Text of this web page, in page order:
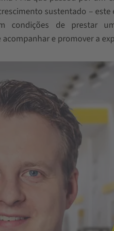
sustentado –
condições de prestar
e promover a